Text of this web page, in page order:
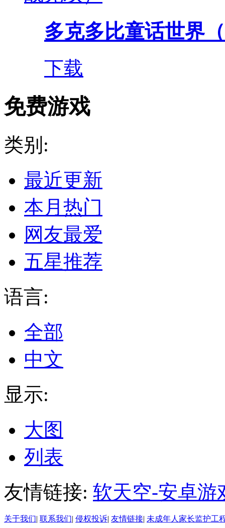
多克多比童话世界
下载
免费游戏
类别:
最近更新
本月热门
网友最爱
五星推荐
语言:
全部
中文
显示:
大图
列表
友情链接: 软天空-安卓游
关于我们| 联系我们| 侵权投诉| 友情链接| 未成年人家长监护工